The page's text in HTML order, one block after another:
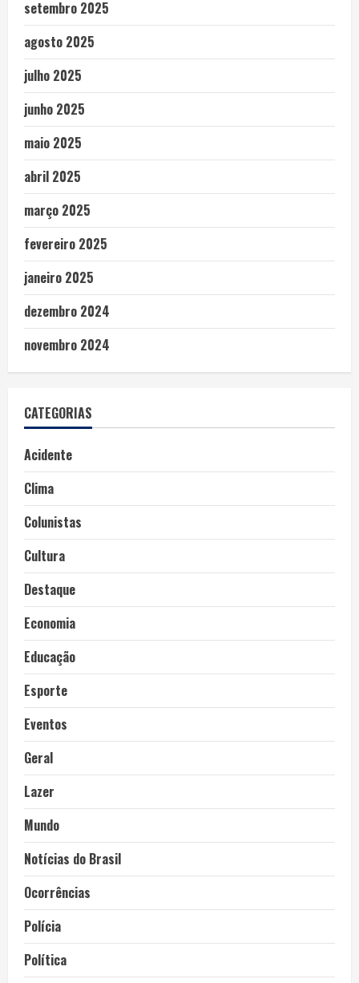
setembro 2025
agosto 2025
julho 2025
junho 2025
maio 2025
abril 2025
março 2025
fevereiro 2025
janeiro 2025
dezembro 2024
novembro 2024
CATEGORIAS
Acidente
Clima
Colunistas
Cultura
Destaque
Economia
Educação
Esporte
Eventos
Geral
Lazer
Mundo
Notícias do Brasil
Ocorrências
Polícia
Política